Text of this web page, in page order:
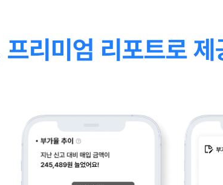
프리미엄 리포트로 제